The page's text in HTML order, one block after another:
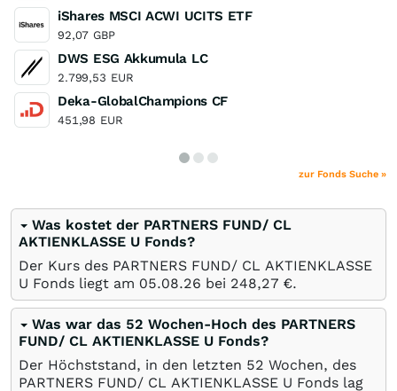
iShares MSCI ACWI UCITS ETF
92,07 GBP
DWS ESG Akkumula LC
2.799,53 EUR
Deka-GlobalChampions CF
451,98 EUR
zur Fonds Suche »
Was kostet der PARTNERS FUND/ CL
AKTIENKLASSE U Fonds?
Der Kurs des PARTNERS FUND/ CL AKTIENKLASSE
U Fonds liegt am 05.08.26 bei 248,27 €.
Was war das 52 Wochen-Hoch des PARTNERS
FUND/ CL AKTIENKLASSE U Fonds?
Der Höchststand, in den letzten 52 Wochen, des
PARTNERS FUND/ CL AKTIENKLASSE U Fonds lag